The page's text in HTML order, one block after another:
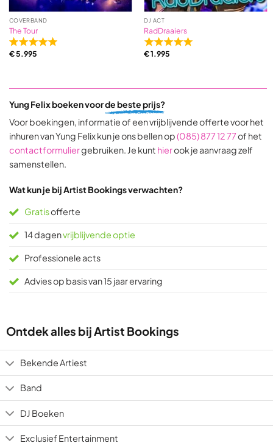
COVERBAND
The Tour
Rated
5,0
based
31
ratings
€5.995
DJ ACT
RadDraaiers
Rated
5,0
9
ratings
€1.995
Yung Felix boeken voorde beste prijs?
Voor boekingen, informatie of een vrijblijvende offerte voor het
inhuren van Yung Felix kun je ons bellen op(085) 877 12 77of het
contactformuliergebruiken. Je kunt hierook je aanvraag zelf
samenstellen.
Wat kun je bij Artist Bookings verwachten?
Gratisofferte
14 dagenvrijblijvende optie
Professionele acts
Advies op basis van 15 jaar ervaring
Ontdek alles bij Artist Bookings
Bekende Artiest
Band
DJ Boeken
Exclusief Entertainment